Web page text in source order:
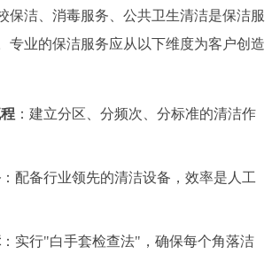
保洁、消毒服务、公共卫生清洁是保洁服
专业的保洁服务应从以下维度为客户创造
：建立分区、分频次、分标准的清洁作
：配备行业领先的清洁设备，效率是人工
：实行"白手套检查法"，确保每个角落洁